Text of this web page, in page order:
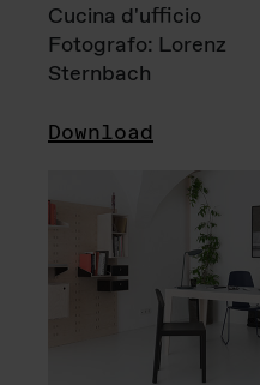
Cucina d'ufficio
Fotografo: Lorenz
Sternbach
Download